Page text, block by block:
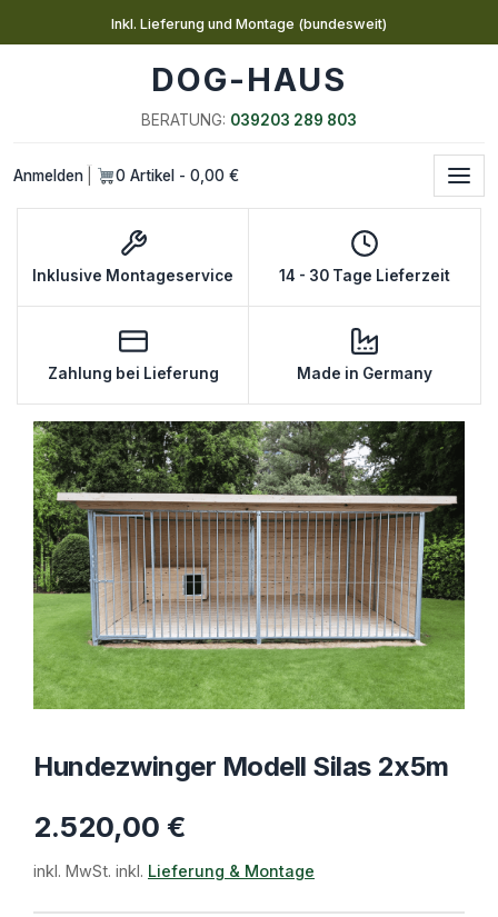
Inkl. Lieferung und Montage (bundesweit)
DOG-HAUS
BERATUNG: 039203 289 803
Anmelden 0 Artikel - 0,00 €
Inklusive Montageservice 14 - 30 Tage Lieferzeit
Zahlung bei Lieferung Made in Germany
Hundezwinger Modell Silas 2x5m
2.520,00 €
inkl. MwSt. inkl. Lieferung & Montage